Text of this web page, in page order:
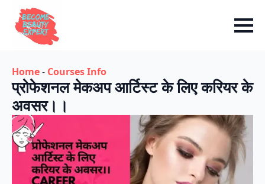
Home- Courses Info
प्रोफेशनल मेकअप आर्टिस्ट के लिए करियर के
अवसर।।